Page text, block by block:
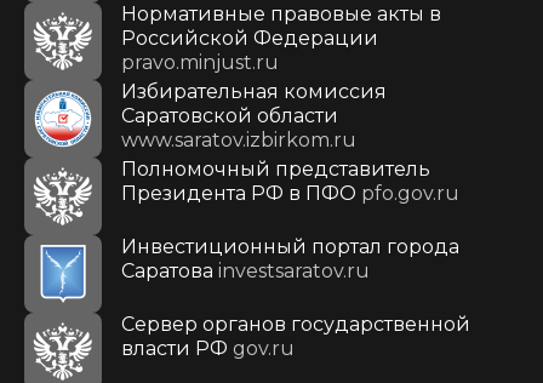
Нормативные правовые акты в
Российской Федерации
pravo.minjust.ru
Избирательная комиссия
Саратовской области
www.saratov.izbirkom.ru
Полномочный представитель
Президента РФ в ПФО pfo.gov.ru
Инвестиционный портал города
Саратова investsaratov.ru
Сервер органов государственной
власти РФ gov.ru